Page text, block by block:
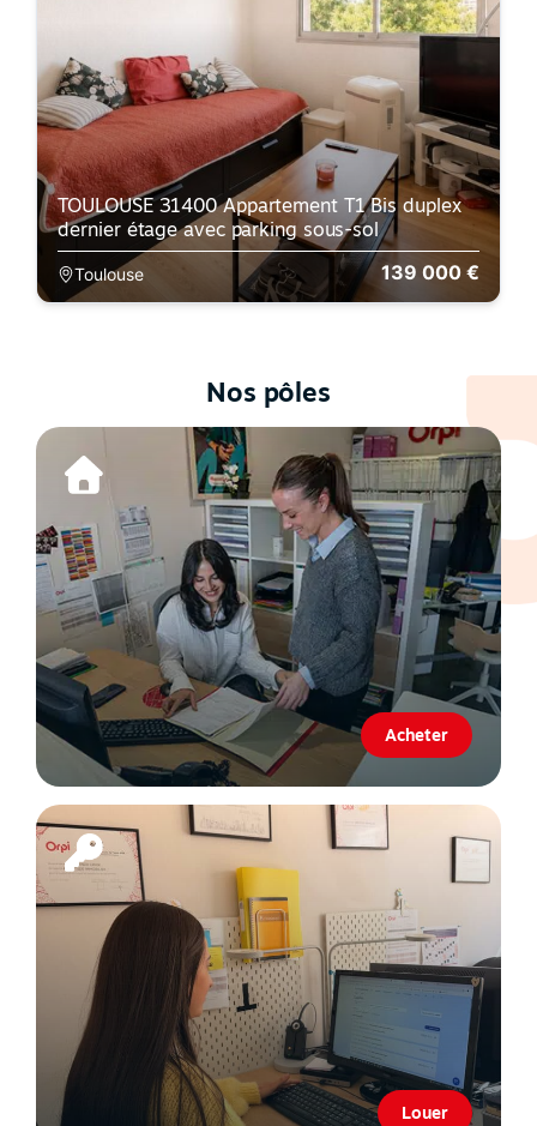
139 000 €
TOULOUSE 31400 Appartement T1 Bis duplex
dernier étage avec parking sous-sol
Toulouse
Nos pôles
Acheter
Louer